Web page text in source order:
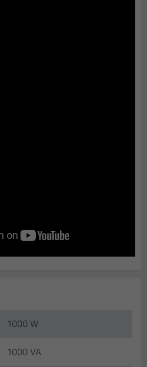
1000 W
1000 VA